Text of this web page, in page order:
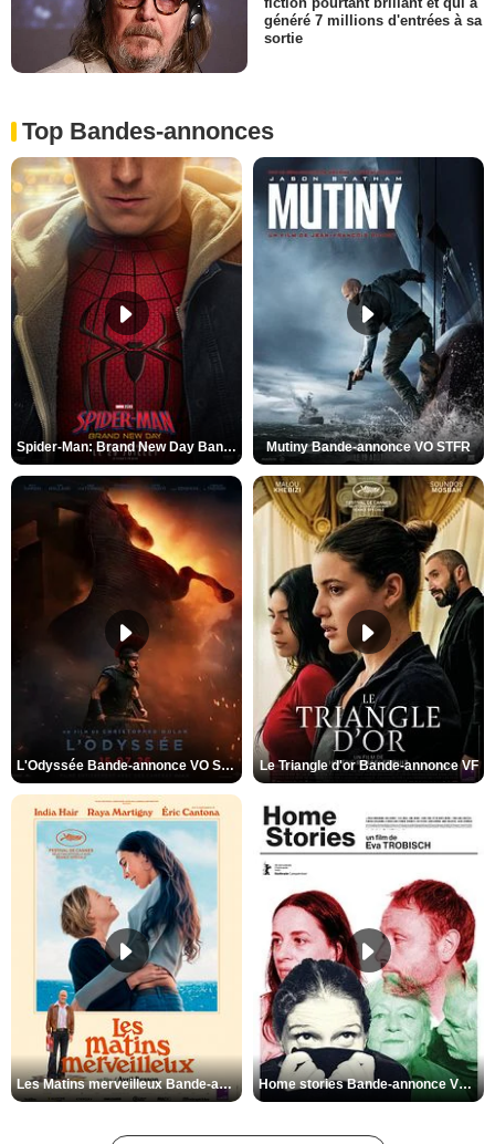
généré 7 millions d'entrées à sa
sortie
Top Bandes-annonces
Spider-Man: Brand New Day Bande-annonce VO STFR Mutiny Bande-annonce VO STFR
L'Odyssée Bande-annonce VO STFR Le Triangle d'or Bande-annonce VF
Les Matins merveilleux Bande-annonce VF Home stories Bande-annonce VO STFR